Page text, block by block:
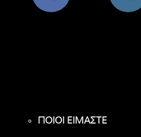
ΠΟΙΟΙ ΕΙΜΑΣΤΕ